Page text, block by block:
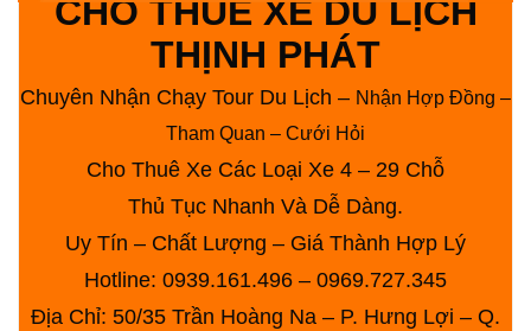
CHO THUÊ XE DU LỊCH
THỊNH PHÁT
Chuyên Nhận Chạy Tour Du Lịch – Nhận Hợp Đồng –
Tham Quan – Cưới Hỏi
Cho Thuê Xe Các Loại Xe 4 – 29 Chỗ
Thủ Tục Nhanh Và Dễ Dàng.
Uy Tín – Chất Lượng – Giá Thành Hợp Lý
Hotline: 0939.161.496 – 0969.727.345
Địa Chỉ: 50/35 Trần Hoàng Na – P. Hưng Lợi – Q.